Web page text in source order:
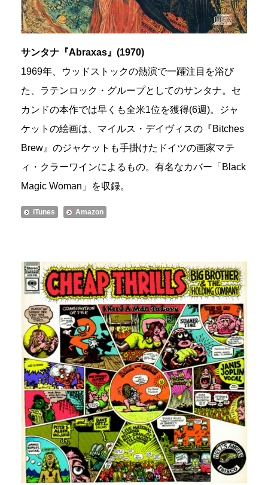
サンタナ『Abraxas』(1970)
1969年、ウッドストックの熱演で一躍注目を浴び
た、ラテンロック・グループとしてのサンタナ。セ
カンドの本作では早くも全米1位を獲得(6週)。ジャ
ケットの絵画は、マイルス・デイヴィスの『Bitches
Brew』のジャケットも手掛けたドイツの画家マテ
ィ・クラーワインによるもの。有名なカバー「Black
Magic Woman」を収録。
iTunes Amazon